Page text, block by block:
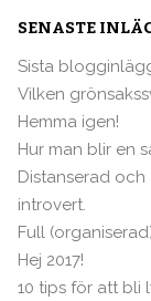
SENASTE
Sista
Vilken
Hemma igen!
Hur man blir en
Distanserad och
introvert.
Full
Hej 2017!
10 tips för att bli